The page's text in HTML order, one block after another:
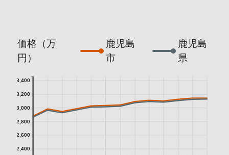
価格（万
円）
鹿児島
市
鹿児島
県
2,400
2,600
2,800
3,000
3,200
3,400